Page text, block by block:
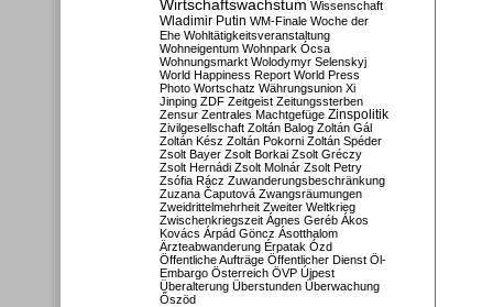
Wirtschaftswachstum Wissenschaft
Wladimir Putin WM-Finale Woche der
Ehe Wohltätigkeitsveranstaltung
Wohneigentum Wohnpark Ócsa
Wohnungsmarkt Wolodymyr Selenskyj
World Happiness Report World Press
Photo Wortschatz Währungsunion Xi
Jinping ZDF Zeitgeist Zeitungssterben
Zensur Zentrales Machtgefüge Zinspolitik
Zivilgesellschaft Zoltán Balog Zoltán Gál
Zoltán Kész Zoltán Pokorni Zoltán Spéder
Zsolt Bayer Zsolt Borkai Zsolt Gréczy
Zsolt Hernádi Zsolt Molnár Zsolt Petry
Zsófia Rácz Zuwanderungsbeschränkung
Zuzana Čaputová Zwangsräumungen
Zweidrittelmehrheit Zweiter Weltkrieg
Zwischenkriegszeit Ágnes Geréb Ákos
Kovács Árpád Göncz Ásotthalom
Ärzteabwanderung Érpatak Ózd
Öffentliche Aufträge Öffentlicher Dienst Öl-
Embargo Österreich ÖVP Újpest
Überalterung Überstunden Überwachung
Őszöd